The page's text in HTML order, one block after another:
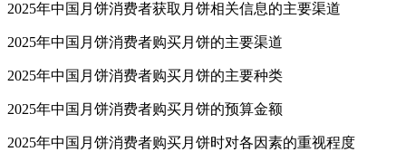
2025年中国月饼消费者获取月饼相关信息的主要渠道
2025年中国月饼消费者购买月饼的主要渠道
2025年中国月饼消费者购买月饼的主要种类
2025年中国月饼消费者购买月饼的预算金额
2025年中国月饼消费者购买月饼时对各因素的重视程度